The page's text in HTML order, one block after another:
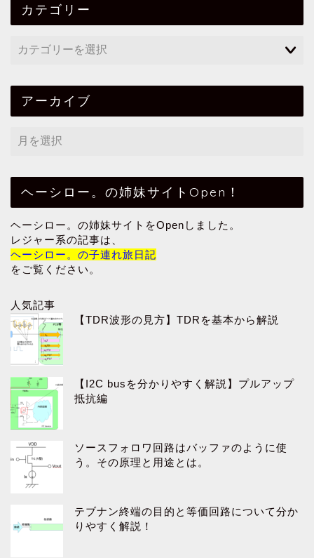
カテゴリー
アーカイブ
ヘーシロー。の姉妹サイトOpen！
ヘーシロー。の姉妹サイトをOpenしました。
レジャー系の記事は、
ヘーシロー。の子連れ旅日記
をご覧ください。
人気記事
【TDR波形の見方】TDRを基本から解説
【I2C busを分かりやすく解説】プルアップ
抵抗編
ソースフォロワ回路はバッファのように使
う。その原理と用途とは。
テブナン終端の目的と等価回路について分か
りやすく解説！